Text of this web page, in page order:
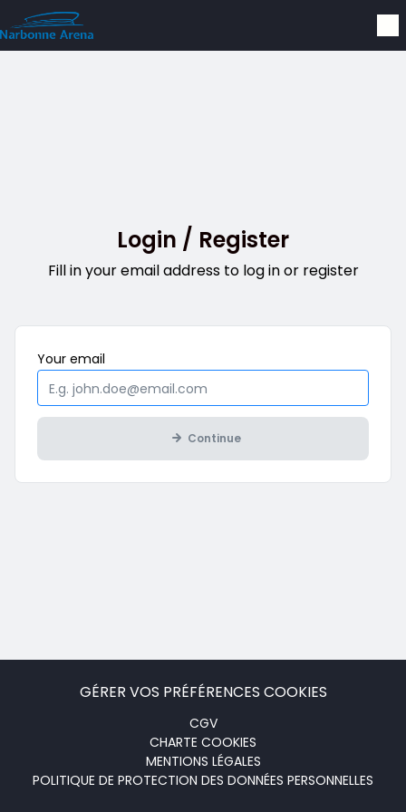
Skip to main content
Login / Register
Fill in your email address to log in or register
Your email
Continue
GÉRER VOS PRÉFÉRENCES COOKIES
CGV
CHARTE COOKIES
MENTIONS LÉGALES
POLITIQUE DE PROTECTION DES DONNÉES PERSONNELLES